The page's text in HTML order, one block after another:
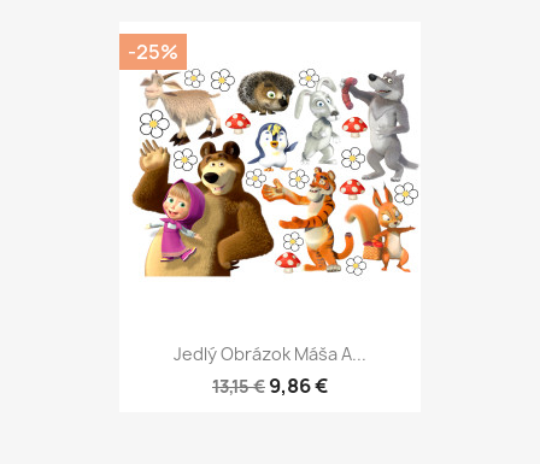
Jedlý Obrázok Máša A...
13,15 € 9,86 €
-25%